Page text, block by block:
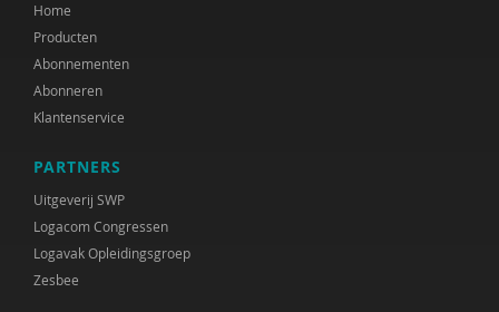
Henk Berg
Sandra Beurskens
Claudia Biegel
Arnoud Boerwinkel
Liesbeth Boerwinkel
Ernst Bohlmeijer
Home
Producten
Abonnementen
Abonneren
Klantenservice
PARTNERS
Uitgeverij SWP
Logacom Congressen
Logavak Opleidingsgroep
Zesbee